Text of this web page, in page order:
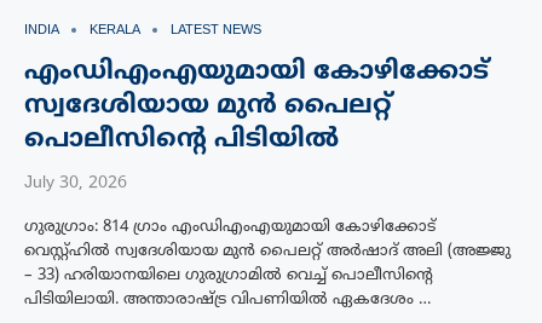
INDIA KERALA LATEST NEWS
എംഡിഎംഎയുമായി കോഴിക്കോട്
സ്വദേശിയായ മുൻ പൈലറ്റ്
പൊലീസിന്റെ പിടിയിൽ
July 30, 2026
ഗുരുഗ്രാം: 814 ഗ്രാം എംഡിഎംഎയുമായി കോഴിക്കോട്
വെസ്റ്റ്ഹിൽ സ്വദേശിയായ മുൻ പൈലറ്റ് അർഷാദ് അലി (അജ്ജു
– 33) ഹരിയാനയിലെ ഗുരുഗ്രാമിൽ വെച്ച് പൊലീസിന്റെ
പിടിയിലായി. അന്താരാഷ്ട്ര വിപണിയിൽ ഏകദേശം …